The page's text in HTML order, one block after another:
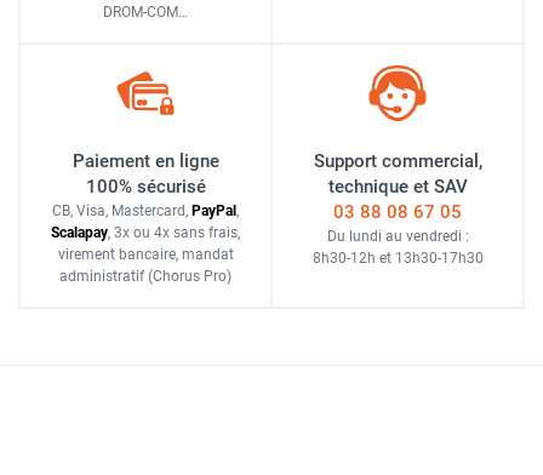
DROM-COM…
Paiement en ligne
100% sécurisé
CB, Visa, Mastercard, PayPal ,
Scalapay, 3x ou 4x sans frais,
virement bancaire, mandat
administratif (Chorus Pro)
Support commercial,
technique et SAV
03 88 08 67 05
Du lundi au vendredi :
8h30-12h et 13h30-17h30